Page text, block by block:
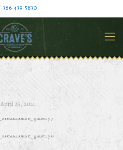
386-439-5830
April 25, 2014